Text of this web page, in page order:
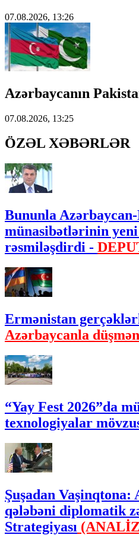
07.08.2026, 13:26
Azərbaycanın
07.08.2026, 13:25
ÖZƏL XƏBƏRLƏR
Bununla
münasibətlərinin
rəsmiləşdirdi -
Ermənistan
Azərbaycanla
“Yay Fest 2026”da
texnologiyalar
Şuşadan Vaşinqtona:
qələbəni diplomatik
Strategiyası